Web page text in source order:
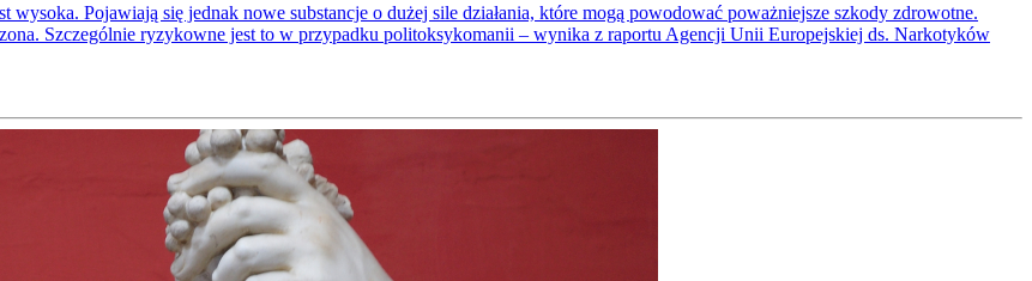
Pojawiają się jednak nowe substancje o dużej sile działania, które mogą powodować poważniejsze szkody zdrowotne.
Szczególnie ryzykowne jest to w przypadku politoksykomanii – wynika z raportu Agencji Unii Europejskiej ds. Narkotyków